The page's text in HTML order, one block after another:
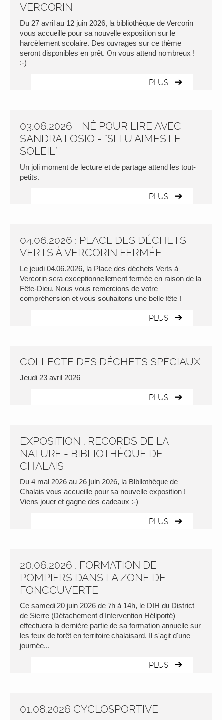
VERCORIN
Du 27 avril au 12 juin 2026, la bibliothèque de Vercorin
vous accueille pour sa nouvelle exposition sur le
harcèlement scolaire. Des ouvrages sur ce thème
seront disponibles en prêt. On vous attend nombreux !
:-)
PLUS
03.06.2026 - NÉ POUR LIRE AVEC
SANDRA LOSIO - “SI TU AIMES LE
SOLEIL”
Un joli moment de lecture et de partage attend les tout-
petits.
PLUS
04.06.2026 : PLACE DES DÉCHETS
VERTS À VERCORIN FERMÉE
Le jeudi 04.06.2026, la Place des déchets Verts à
Vercorin sera exceptionnellement fermée en raison de la
Fête-Dieu. Nous vous remercions de votre
compréhension et vous souhaitons une belle fête !
PLUS
COLLECTE DES DÉCHETS SPÉCIAUX
Jeudi 23 avril 2026
PLUS
EXPOSITION : RECORDS DE LA
NATURE - BIBLIOTHÈQUE DE
CHALAIS
Du 4 mai 2026 au 26 juin 2026, la Bibliothèque de
Chalais vous accueille pour sa nouvelle exposition !
Viens jouer et gagne des cadeaux :-)
PLUS
20.06.2026 : FORMATION DE
POMPIERS DANS LA ZONE DE
FONCOUVERTE
Ce samedi 20 juin 2026 de 7h à 14h, le DIH du District
de Sierre (Détachement d'Intervention Héliporté)
effectuera la dernière partie de sa formation annuelle sur
les feux de forêt en territoire chalaisard. Il s'agit d'une
journée...
PLUS
01.08.2026 CYCLOSPORTIVE